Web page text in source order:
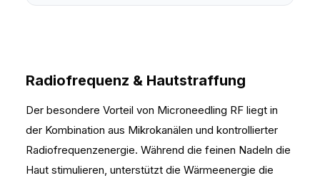
Radiofrequenz & Hautstraffung
Der besondere Vorteil von Microneedling RF liegt in
der Kombination aus Mikrokanälen und kontrollierter
Radiofrequenzenergie. Während die feinen Nadeln die
Haut stimulieren, unterstützt die Wärmeenergie die